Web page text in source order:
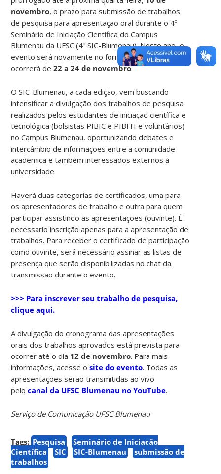
novembro, o prazo para submissão de trabalhos
de pesquisa para apresentação oral durante o 4º
Seminário de Iniciação Científica do Campus
Blumenau da UFSC (4º SIC-Blumenau). Neste ano, o
evento será novamente no formato online e
ocorrerá de22 a 24 de novembro.
O SIC-Blumenau, a cada edição, vem buscando
intensificar a divulgação dos trabalhos de pesquisa
realizados pelos estudantes de iniciação científica e
tecnológica (bolsistas PIBIC e PIBITI e voluntários)
no Campus Blumenau, oportunizando debates e
intercâmbio de informações entre a comunidade
acadêmica e também interessados externos à
universidade.
Haverá duas categorias de certificados, uma para
os apresentadores de trabalho e outra para quem
participar assistindo as apresentações (ouvinte). É
necessário inscrição apenas para a apresentação de
trabalhos. Para receber o certificado de participação
como ouvinte, será necessário assinar as listas de
presença que serão disponibilizadas no chat da
transmissão durante o evento.
>>> Para inscrever seu trabalho de pesquisa,
clique aqui.
A divulgação do cronograma das apresentações
orais dos trabalhos aprovados está prevista para
ocorrer até o dia 12 de novembro. Para mais
informações, acesse osite do evento. Todas as
apresentações serão transmitidas ao vivo
pelocanal da UFSC Blumenau no YouTube.
Serviço de Comunicação UFSC Blumenau
Tags: Pesquisa
Seminário de Iniciação
Científica
SIC SIC-Blumenau
submissão de
trabalhos